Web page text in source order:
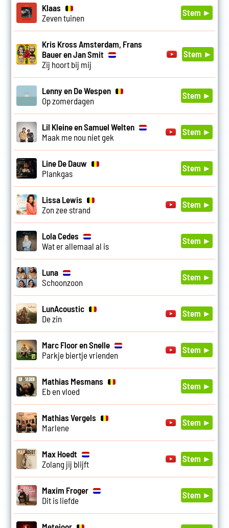
Klaas
Zeven tuinen
Stem ►
Kris Kross Amsterdam, Frans
Bauer en Jan Smit
Zij hoort bij mij
Stem ►
Lenny en De Wespen
Op zomerdagen
Stem ►
Lil Kleine en Samuel Welten
Maak me nou niet gek
Stem ►
Line De Dauw
Plankgas
Stem ►
Lissa Lewis
Zon zee strand
Stem ►
Lola Cedes
Wat er allemaal al is
Stem ►
Luna
Schoonzoon
Stem ►
LunAcoustic
De zin
Stem ►
Marc Floor en Snelle
Parkje biertje vrienden
Stem ►
Mathias Mesmans
Eb en vloed
Stem ►
Mathias Vergels
Marlene
Stem ►
Max Hoedt
Zolang jij blijft
Stem ►
Maxim Froger
Dit is liefde
Stem ►